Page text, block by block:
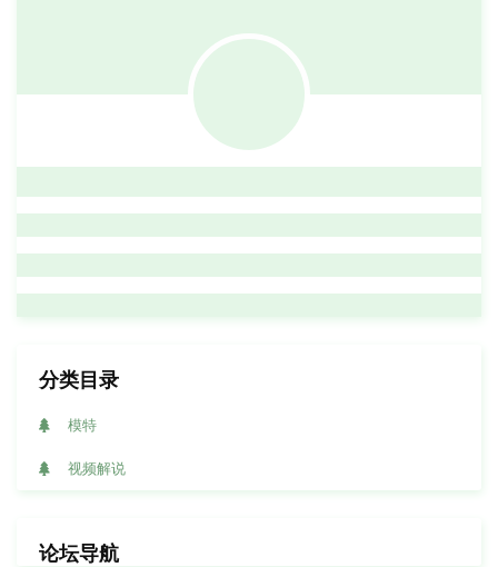
分类目录
模特
视频解说
论坛导航